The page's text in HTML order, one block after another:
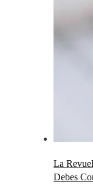
La
Debes